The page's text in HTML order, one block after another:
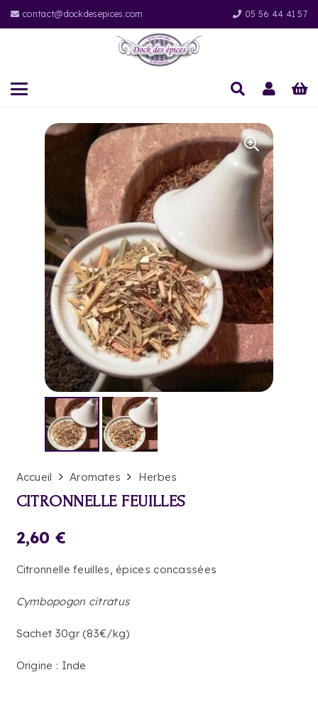
contact@dockdesepices.com 05 56 44 41 57
Accueil Aromates Herbes
CITRONNELLE FEUILLES
2,60 €
Citronnelle feuilles, épices concassées
Cymbopogon citratus
Sachet 30gr (83€/kg)
Origine : Inde